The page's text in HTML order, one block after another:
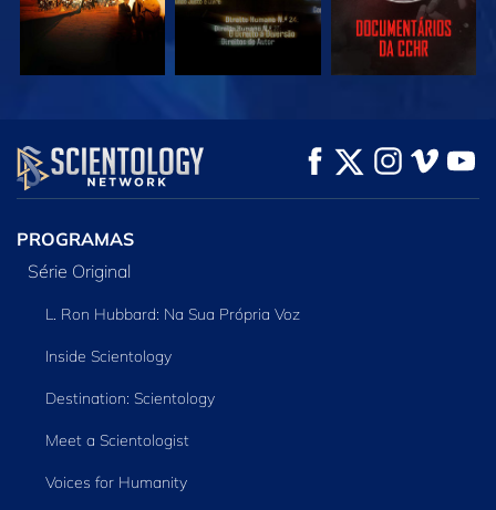
VEJA EXPLORE A SÉRIE
PROGRAMAS
Série Original
L. Ron Hubbard: Na Sua Própria Voz
Inside Scientology
Destination: Scientology
Meet a Scientologist
Voices for Humanity